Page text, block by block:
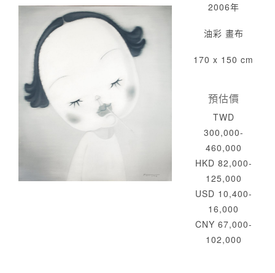
2006年
油彩 畫布
170 x 150 cm
預估價
TWD
300,000-
460,000
HKD 82,000-
125,000
USD 10,400-
16,000
CNY 67,000-
102,000